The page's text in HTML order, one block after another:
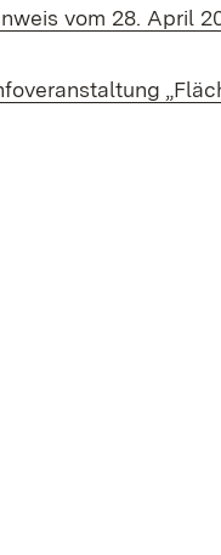
vom 28. April